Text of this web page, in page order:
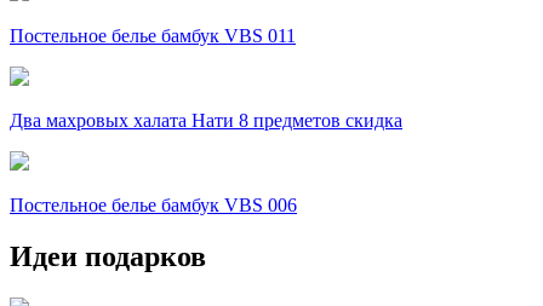
Постельное белье бамбук VBS 011
Два махровых халата Нати 8 предметов скидка
Постельное белье бамбук VBS 006
Идеи подарков